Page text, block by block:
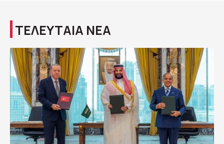
ΤΕΛΕΥΤΑΙΑ ΝΕΑ